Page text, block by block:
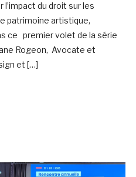
l’impact du droit sur les
patrimoine artistique,
ce premier volet de la série
Rogeon, Avocate et
et […]